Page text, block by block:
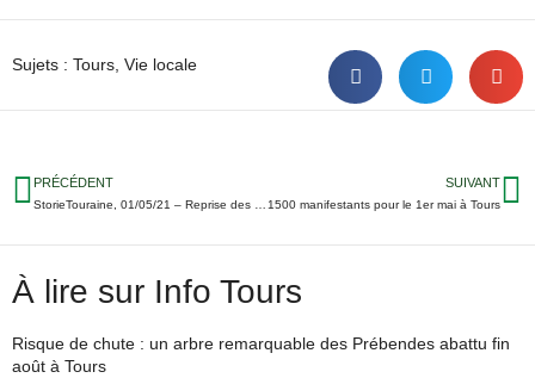
Sujets : Tours Vie locale
PRÉCÉDENT SUIVANT
1500 manifestants pour le 1er mai à Tours
À lire sur Info Tours
Risque de chute : un arbre remarquable des Prébendes abattu fin
août à Tours